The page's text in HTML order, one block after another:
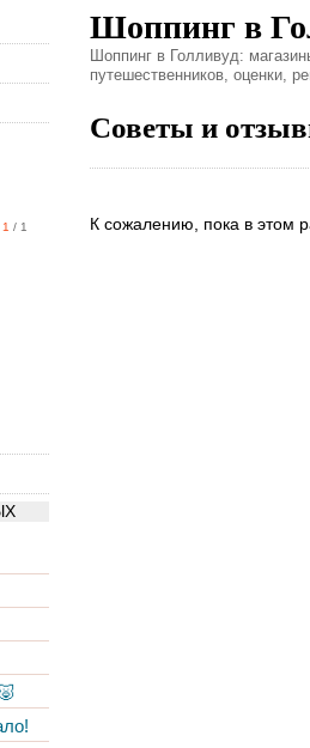
1 / 1
Шоппинг в
Шоппинг в Голливуд:
путешественников, оценки,
Советы и
К сожалению, пока в этом